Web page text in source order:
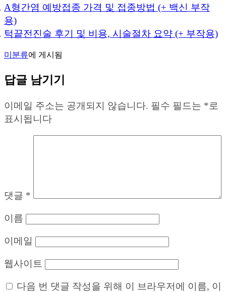
A형간염 예방접종 가격 및 접종방법 (+ 백신 부작
용)
턱끝전진술 후기 및 비용, 시술절차 요약 (+ 부작용)
미분류에 게시됨
답글 남기기
이메일 주소는 공개되지 않습니다. 필수 필드는 *로
표시됩니다
댓글 *
이름
이메일
웹사이트
다음 번 댓글 작성을 위해 이 브라우저에 이름, 이